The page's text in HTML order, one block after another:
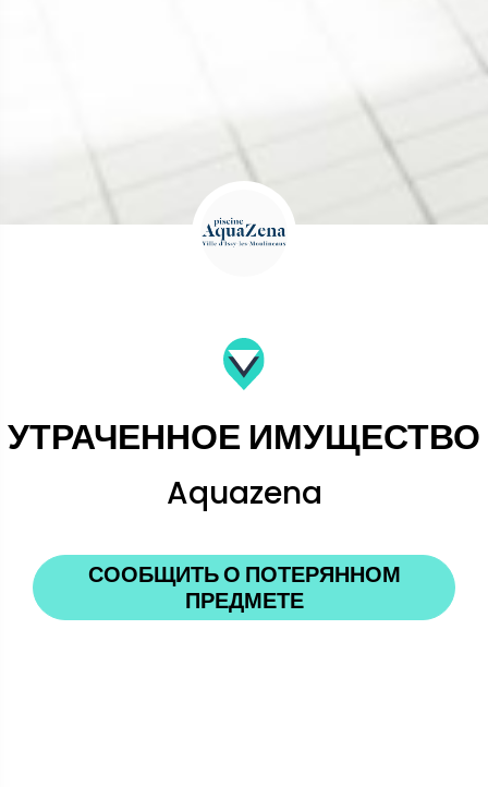
УТРАЧЕННОЕ ИМУЩЕСТВО
Aquazena
СООБЩИТЬ О ПОТЕРЯННОМ
ПРЕДМЕТЕ